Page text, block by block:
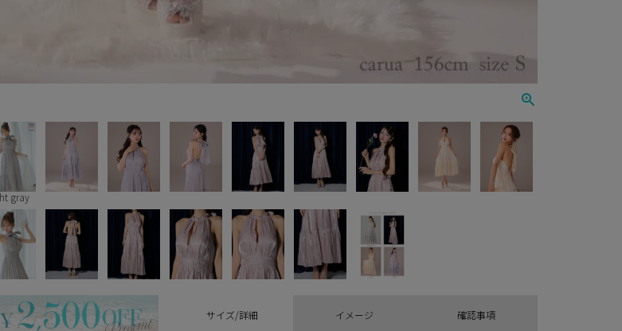
gray
サイズ/詳細 イメージ 確認事項